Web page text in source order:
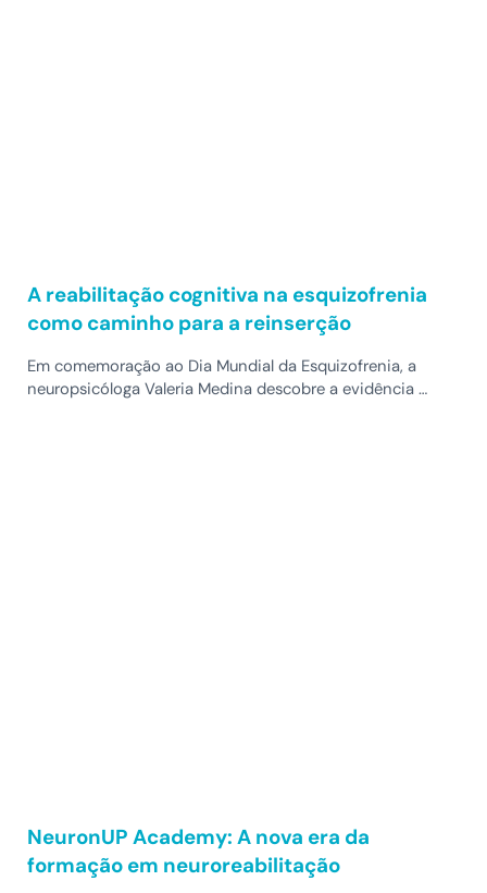
A reabilitação cognitiva na esquizofrenia
como caminho para a reinserção
Em comemoração ao Dia Mundial da Esquizofrenia, a
neuropsicóloga Valeria Medina descobre a evidência …
NeuronUP Academy: A nova era da
formação em neuroreabilitação